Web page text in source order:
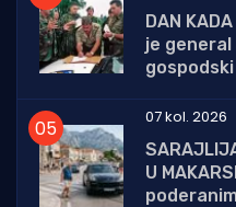
DAN
je
07 kol. 2026
U